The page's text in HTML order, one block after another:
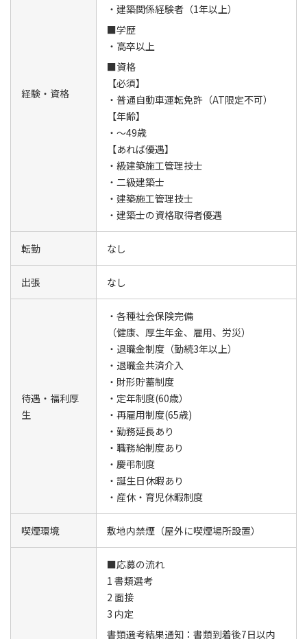
経験・資格
・建築関係経験者（1年以上）
■学歴
・高卒以上
■資格
【必須】
・普通自動車運転免許（AT限定不可）
【年齢】
・～49歳
【あれば優遇】
・級建築施工管理技士
・二級建築士
・建築施工管理技士
・建築士の資格取得者優遇
転勤 なし
出張 なし
待遇・福利厚
生
・各種社会保険完備
（健康、厚生年金、雇用、労災）
・退職金制度（勤続3年以上）
・退職金共済介入
・財形貯蓄制度
・定年制度(60歳）
・再雇用制度(65歳)
・勤務延長あり
・職務給制度あり
・慶弔制度
・誕生日休暇あり
・産休・育児休暇制度
喫煙環境 敷地内禁煙（屋外に喫煙場所設置）
■応募の流れ
1 書類選考
2 面接
3 内定
書類選考結果通知：書類到着後7日以内